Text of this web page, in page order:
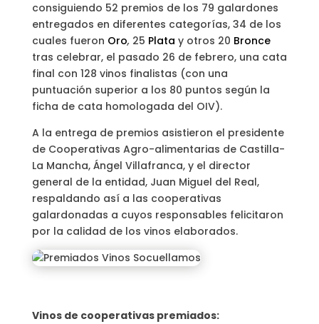
consiguiendo 52 premios de los 79 galardones
entregados en diferentes categorías, 34 de los
cuales fueron Oro, 25 Plata y otros 20 Bronce
tras celebrar, el pasado 26 de febrero, una cata
final con 128 vinos finalistas (con una
puntuación superior a los 80 puntos según la
ficha de cata homologada del OIV).
A la entrega de premios asistieron el presidente
de Cooperativas Agro-alimentarias de Castilla-
La Mancha, Ángel Villafranca, y el director
general de la entidad, Juan Miguel del Real,
respaldando así a las cooperativas
galardonadas a cuyos responsables felicitaron
por la calidad de los vinos elaborados.
Vinos de cooperativas premiados: